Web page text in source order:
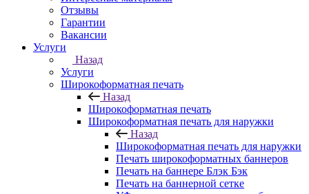
Отзывы
Гарантии
Вакансии
Услуги
Назад
Услуги
Широкоформатная печать
Назад
Широкоформатная печать
Широкоформатная печать для наружки
Назад
Широкоформатная печать для наружки
Печать широкоформатных баннеров
Печать на баннере Блэк Бэк
Печать на баннерной сетке